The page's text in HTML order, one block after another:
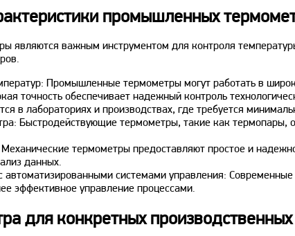
промышленных
являются важным инструментом для контроля
Промышленные термометры могут работать в
точность обеспечивает надежный контроль
в лабораториях и производствах, где требуется
Быстродействующие термометры, такие как
термометры предоставляют простое и
данных.
автоматизированными системами управления:
эффективное управление процессами.
для конкретных производственных